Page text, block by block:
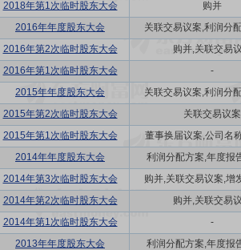
2018年第1次临时股东大会
购并
2016年年度股东大会
关联交易议案,利润分
2016年第2次临时股东大会
购并,关联交易
2016年第1次临时股东大会
-
2015年年度股东大会
关联交易议案,利润分
2015年第2次临时股东大会
关联交易议案
2015年第1次临时股东大会
董事换届议案,公司名
2014年年度股东大会
利润分配方案,年度报
2014年第3次临时股东大会
购并,关联交易议案,增
2014年第2次临时股东大会
购并,关联交易
2014年第1次临时股东大会
-
2013年年度股东大会
利润分配方案,年度报